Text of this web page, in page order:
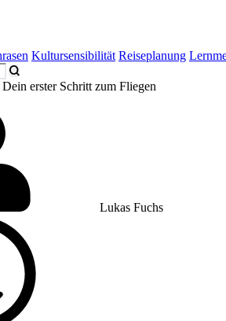
Kultursensibilität Reiseplanung
erster Schritt zum Fliegen
Lukas Fuchs